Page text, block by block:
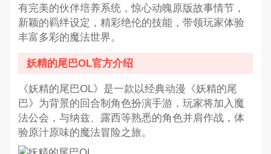
有完美的伙伴培养系统，惊心动魄原版故事情节，
新颖的羁绊设定，精彩绝伦的技能，带领玩家体验
丰富多彩的魔法世界。
妖精的尾巴OL官方介绍
《妖精的尾巴OL》是一款以经典动漫《妖精的尾
巴》为背景的回合制角色扮演手游，玩家将加入魔
法公会，与纳兹、露西等熟悉的角色并肩作战，体
验原汁原味的魔法冒险之旅。